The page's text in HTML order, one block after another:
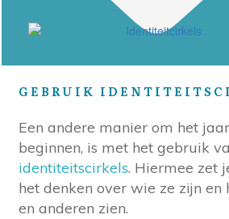
GEBRUIK
Een andere manier om het
beginnen, is met het gebruik
identiteitscirkels. Hiermee zet
het denken over wie ze zijn en
en anderen zien.